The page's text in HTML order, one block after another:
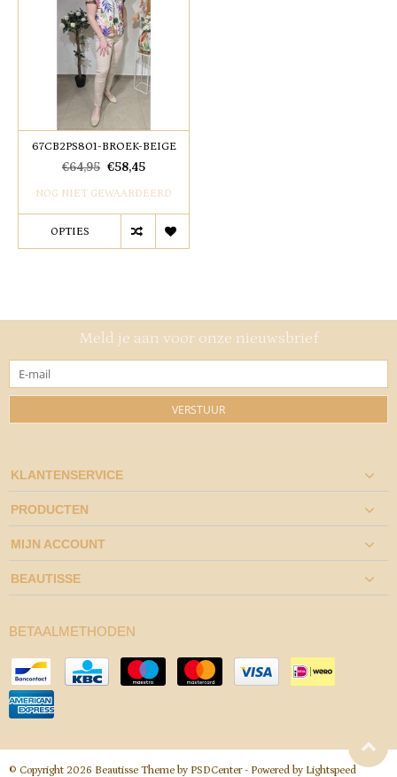
67CB2PS801-BROEK-BEIGE
€64,95 €58,45
NOG NIET GEWAARDEERD
OPTIES
Meld je aan voor onze nieuwsbrief
VERSTUUR
KLANTENSERVICE
PRODUCTEN
MIJN ACCOUNT
BEAUTISSE
BETAALMETHODEN
© Copyright 2026 Beautisse Theme by PSDCenter- Powered by Lightspeed